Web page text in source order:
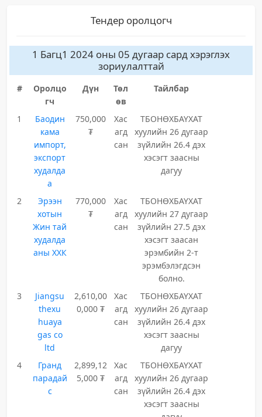
Тендер оролцогч
1 Багц1 2024 оны 05 дугаар сард хэрэглэх
зориулалттай
#
Оролцо
гч
Дүн
Төл
өв
Тайлбар
1
Баодин
кама
импорт,
экспорт
худалда
а
750,000
₮
Хас
агд
сан
ТБОНӨХБАҮХАТ
хуулийн 26 дугаар
зүйлийн 26.4 дэх
хэсэгт заасны
дагуу
2
Эрээн
хотын
Жин тай
худалда
аны ХХК
770,000
₮
Хас
агд
сан
ТБОНӨХБАҮХАТ
хуулийн 27 дугаар
зүйлийн 27.5 дэх
хэсэгт заасан
эрэмбийн 2-т
эрэмбэлэгдсэн
болно.
3
Jiangsu
thexu
huaya
gas co
ltd
2,610,00
0,000 ₮
Хас
агд
сан
ТБОНӨХБАҮХАТ
хуулийн 26 дугаар
зүйлийн 26.4 дэх
хэсэгт заасны
дагуу
4
Гранд
парадай
с
2,899,12
5,000 ₮
Хас
агд
сан
ТБОНӨХБАҮХАТ
хуулийн 26 дугаар
зүйлийн 26.4 дэх
хэсэгт заасны